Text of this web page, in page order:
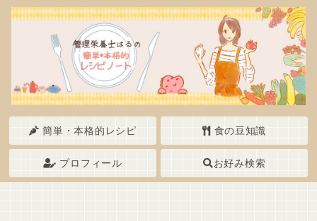
簡単・本格的レシピ 食の豆知識
プロフィール お好み検索